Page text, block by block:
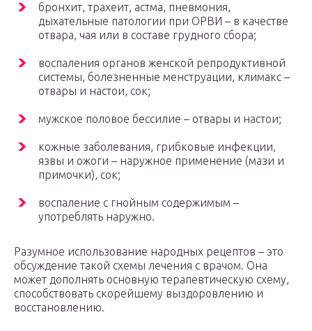
бронхит, трахеит, астма, пневмония,
дыхательные патологии при ОРВИ – в качестве
отвара, чая или в составе грудного сбора;
воспаления органов женской репродуктивной
системы, болезненные менструации, климакс –
отвары и настои, сок;
мужское половое бессилие – отвары и настои;
кожные заболевания, грибковые инфекции,
язвы и ожоги – наружное применение (мази и
примочки), сок;
воспаление с гнойным содержимым –
употреблять наружно.
Разумное использование народных рецептов – это
обсуждение такой схемы лечения с врачом. Она
может дополнять основную терапевтическую схему,
способствовать скорейшему выздоровлению и
восстановлению.